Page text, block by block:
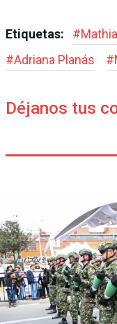
Etiquetas: #
#Adriana Planás #
Déjanos tus